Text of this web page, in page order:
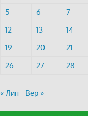
5
6 7
12
13 14
19
20 21
26
27 28
« Лип Вер »